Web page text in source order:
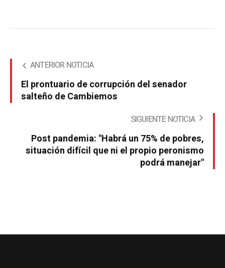
ANTERIOR NOTICIA
El prontuario de corrupción del senador
salteño de Cambiemos
SIGUIENTE NOTICIA
Post pandemia: "Habrá un 75% de pobres,
situación difícil que ni el propio peronismo
podrá manejar"